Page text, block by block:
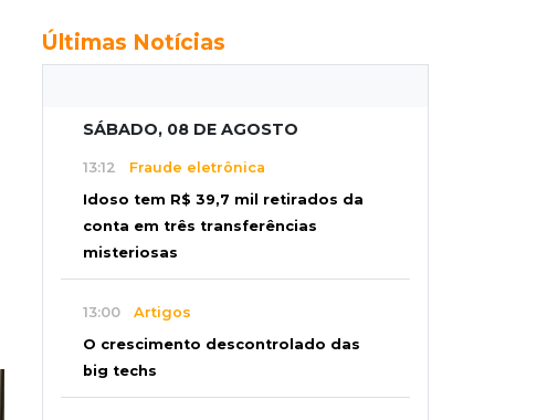
Últimas Notícias
SÁBADO, 08 DE AGOSTO
13:12 Fraude eletrônica
Idoso tem R$ 39,7 mil retirados da
conta em três transferências
misteriosas
13:00 Artigos
O crescimento descontrolado das
big techs